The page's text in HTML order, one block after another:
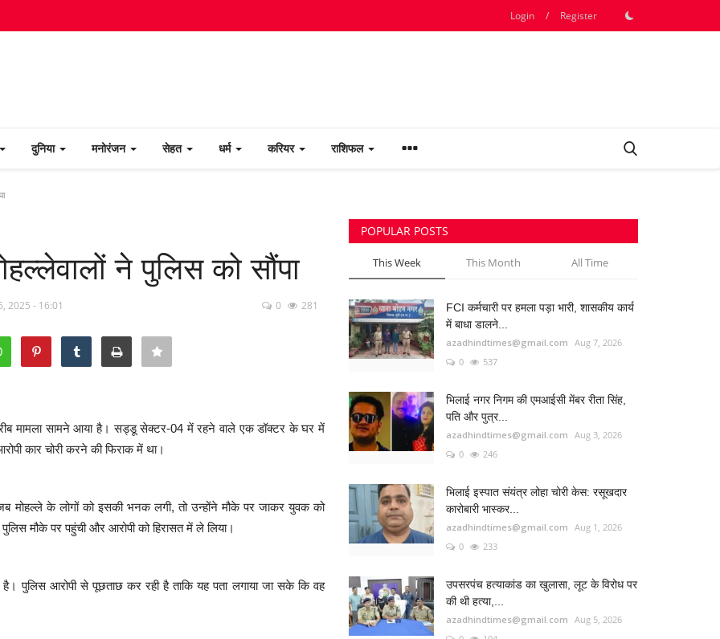
Login / Register
दुनिया मनोरंजन सेहत धर्म करियर राशिफल
ने पुलिस को सौंपा
2025 - 16:01 0 281
मामला सामने आया है। सड्डू सेक्टर-04 में रहने वाले एक डॉक्टर के घर में
कार चोरी करने की फिराक में था।
के लोगों को इसकी भनक लगी, तो उन्होंने मौके पर जाकर युवक को
मौके पर पहुंची और आरोपी को हिरासत में ले लिया।
पुलिस आरोपी से पूछताछ कर रही है ताकि यह पता लगाया जा सके कि वह
POPULAR POSTS
This Week This Month All Time
FCI कर्मचारी पर हमला पड़ा भारी, शासकीय कार्य
में बाधा डालने...
azadhindtimes@gmail.com Aug 7, 2026
0
537
भिलाई नगर निगम की एमआईसी मेंबर रीता सिंह,
पति और पुत्र...
azadhindtimes@gmail.com Aug 3, 2026
0
246
भिलाई इस्पात संयंत्र लोहा चोरी केस: रसूखदार
कारोबारी भास्कर...
azadhindtimes@gmail.com Aug 1, 2026
0
233
उपसरपंच हत्याकांड का खुलासा, लूट के विरोध पर
की थी हत्या,...
azadhindtimes@gmail.com Aug 5, 2026